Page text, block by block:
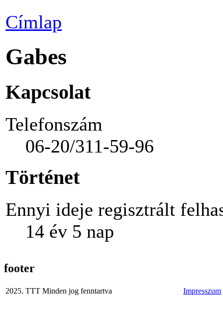
Címlap
Gabes
Kapcsolat
Telefonszám
06-20/311-59-96
Történet
Ennyi ideje regisztrált
14 év 5 nap
footer
2025. TTT Minden jog fenntartva Impresszum